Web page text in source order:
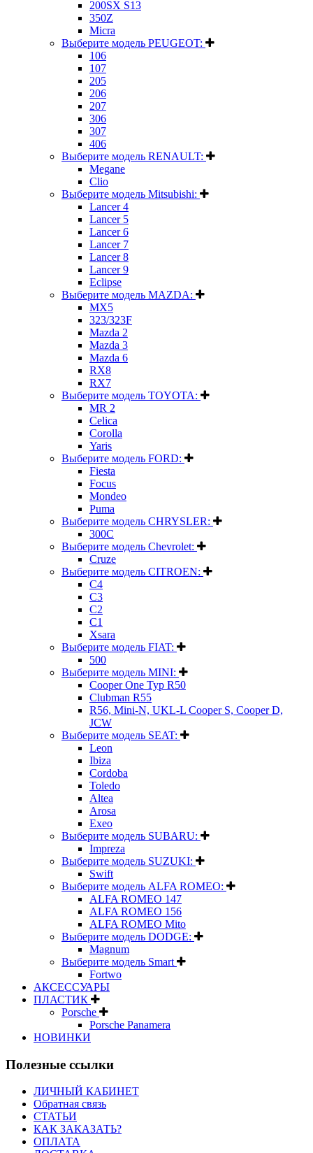
200SX S13
350Z
Micra
Выберите модель PEUGEOT:
106
107
205
206
207
306
307
406
Выберите модель RENAULT:
Megane
Clio
Выберите модель Mitsubishi:
Lancer 4
Lancer 5
Lancer 6
Lancer 7
Lancer 8
Lancer 9
Eclipse
Выберите модель MAZDA:
MX5
323/323F
Mazda 2
Mazda 3
Mazda 6
RX8
RX7
Выберите модель TOYOTA:
MR 2
Celica
Corolla
Yaris
Выберите модель FORD:
Fiesta
Focus
Mondeo
Puma
Выберите модель CHRYSLER:
300C
Выберите модель Chevrolet:
Cruze
Выберите модель CITROEN:
C4
C3
C2
C1
Xsara
Выберите модель FIAT:
500
Выберите модель MINI:
Cooper One Typ R50
Clubman R55
R56, Mini-N, UKL-L Cooper S, Cooper D,
JCW
Выберите модель SEAT:
Leon
Ibiza
Cordoba
Toledo
Altea
Arosa
Exeo
Выберите модель SUBARU:
Impreza
Выберите модель SUZUKI:
Swift
Выберите модель ALFA ROMEO:
ALFA ROMEO 147
ALFA ROMEO 156
ALFA ROMEO Mito
Выберите модель DODGE:
Magnum
Выберите модель Smart
Fortwo
АКСЕССУАРЫ
ПЛАСТИК
Porsche
Porsche Panamera
НОВИНКИ
Полезные ссылки
ЛИЧНЫЙ КАБИНЕТ
Обратная связь
СТАТЬИ
КАК ЗАКАЗАТЬ?
ОПЛАТА